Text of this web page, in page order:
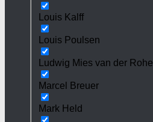
Louis Kalff
Louis Poulsen
Ludwig Mies van der Rohe
Marcel Breuer
Mark Held